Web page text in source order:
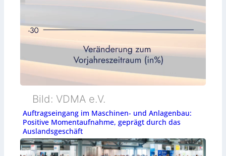
Bild: VDMA e.V.
Auftragseingang im Maschinen- und Anlagenbau:
Positive Momentaufnahme, geprägt durch das
Auslandsgeschäft